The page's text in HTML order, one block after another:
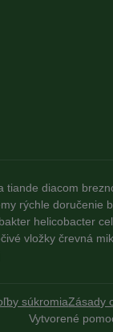
tiande diacom
rýchle doručenie
helicobacter
vložky črevná
súkromiaZásady
Vytvorené